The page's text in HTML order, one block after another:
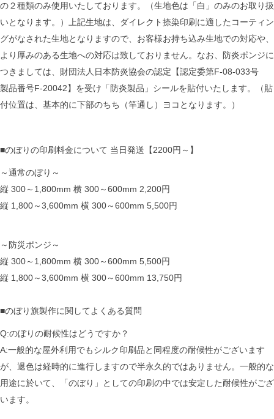
の２種類のみ使用いたしております。（生地色は「白」のみのお取り扱
いとなります。）上記生地は、ダイレクト捺染印刷に適したコーティン
グがなされた生地となりますので、お客様お持ち込み生地での対応や、
より厚みのある生地への対応は致しておりません。なお、防炎ポンジに
つきましては、財団法人日本防炎協会の認定【認定委第F-08-033号
製品番号F-20042】を受け「防炎製品」シールを貼付いたします。（貼
付位置は、基本的に下部のちち（竿通し）ヨコとなります。）
■のぼりの印刷料金について 当日発送【2200円～】
～通常のぼり～
縦 300～1,800mm 横 300～600mm 2,200円
縦 1,800～3,600mm 横 300～600mm 5,500円
～防災ポンジ～
縦 300～1,800mm 横 300～600mm 5,500円
縦 1,800～3,600mm 横 300～600mm 13,750円
■のぼり旗製作に関してよくある質問
Q:のぼりの耐候性はどうですか？
A:一般的な屋外利用でもシルク印刷品と同程度の耐候性がございます
が、退色は経時的に進行しますので半永久的ではありません。一般的な
用途に於いて、「のぼり」としての印刷の中では安定した耐候性がござ
います。